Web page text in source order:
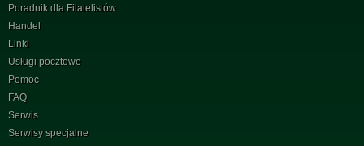
Poradnik dla Filatelistów
Handel
Linki
Usługi pocztowe
Pomoc
FAQ
Serwis
Serwisy specjalne